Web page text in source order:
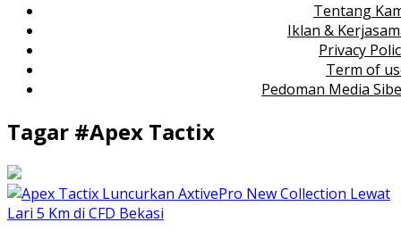
Tentang
Iklan &
Privacy
Term of
Pedoman Media
Tagar #Apex Tactix